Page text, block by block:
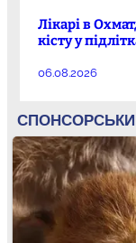
Лікарі в
кісту у
06.08.2026